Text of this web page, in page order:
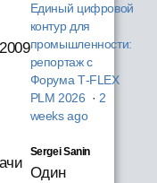
Единый цифровой
контур для
промышленности:
репортаж с
Форума T‑FLEX
PLM 2026 ·2
weeks ago
Sergei Sanin
Один